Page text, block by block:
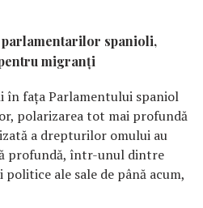
spanioli,
migranți
în fața Parlamentului spaniol
polarizarea tot mai profundă
a drepturilor omului au
profundă, într-unul dintre
ale sale de până acum,